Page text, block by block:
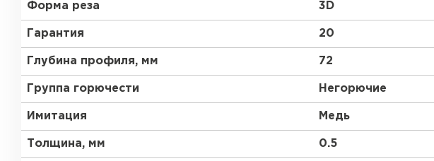
Форма реза 3D
Гарантия 20
Глубина профиля, мм 72
Группа горючести Негорючие
Имитация Медь
Толщина, мм 0.5